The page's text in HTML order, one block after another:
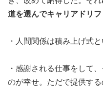
道を選んでキャリアドリフ
・人間関係は積み上げ式と
・感謝される仕事をして
のが幸せ。ただで提供す